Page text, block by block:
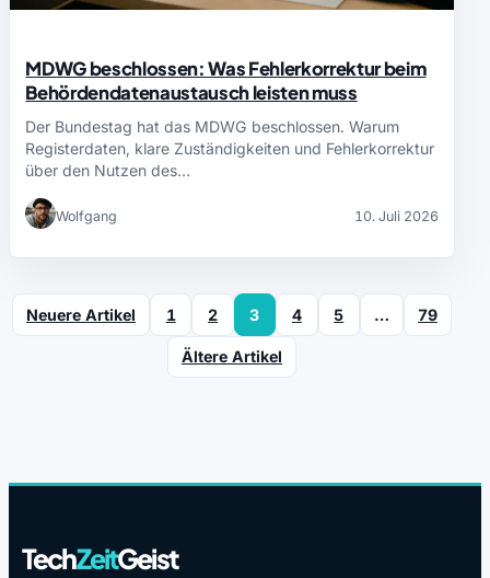
MDWG beschlossen: Was Fehlerkorrektur beim
Behördendatenaustausch leisten muss
Der Bundestag hat das MDWG beschlossen. Warum
Registerdaten, klare Zuständigkeiten und Fehlerkorrektur
über den Nutzen des…
Wolfgang 10. Juli 2026
Neuere Artikel 1 2 3 4 5 … 79
Ältere Artikel
TechZeitGeist